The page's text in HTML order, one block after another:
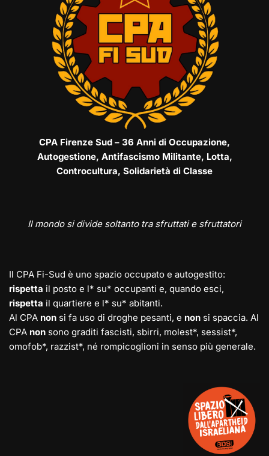
CPA Firenze Sud – 36 Anni di Occupazione,
Autogestione, Antifascismo Militante, Lotta,
Controcultura, Solidarietà di Classe
Il mondo si divide soltanto tra sfruttati e sfruttatori
Il CPA Fi-Sud è uno spazio occupato e autogestito:
rispetta il posto e l* su* occupanti e, quando esci,
rispetta il quartiere e l* su* abitanti.
Al CPA non si fa uso di droghe pesanti, e non si spaccia. Al
CPA non sono graditi fascisti, sbirri, molest*, sessist*,
omofob*, razzist*, né rompicoglioni in senso più generale.